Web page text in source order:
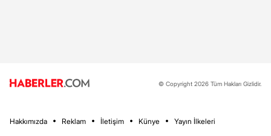
© Copyright 2026 Tüm Hakları Gizlidir.
Hakkımızda Reklam İletişim Künye Yayın İlkeleri